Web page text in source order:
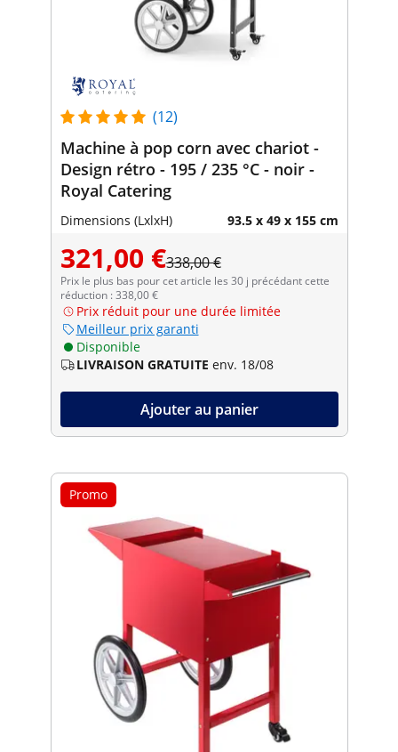
(12)
Machine à pop corn avec chariot -
Design rétro - 195 / 235 °C - noir -
Royal Catering
Dimensions (LxlxH) 93.5 x 49 x 155 cm
321,00 €338,00 €
Prix le plus bas pour cet article les 30 j précédant cette
réduction : 338,00 €
Prix réduit pour une durée limitée
Meilleur prix garanti
Disponible
LIVRAISON GRATUITE env. 18/08
Ajouter au panier
Promo